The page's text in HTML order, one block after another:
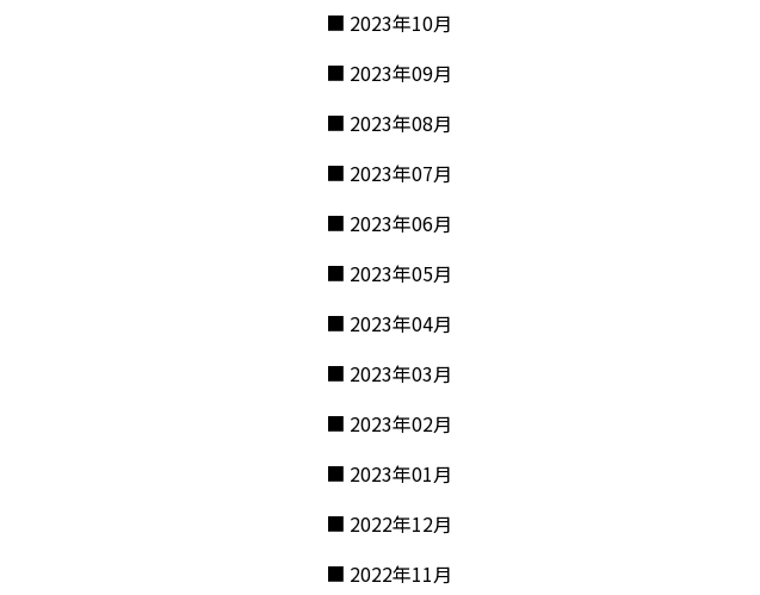
2023年10月
2023年09月
2023年08月
2023年07月
2023年06月
2023年05月
2023年04月
2023年03月
2023年02月
2023年01月
2022年12月
2022年11月